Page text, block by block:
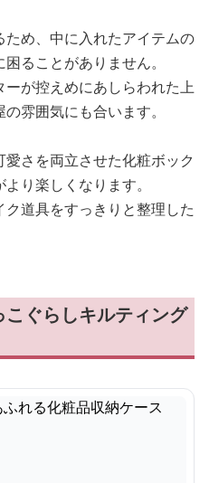
め、中に入れたアイテムの
ることがありません。
が控えめにあしらわれた上
雰囲気にも合います。
さを両立させた化粧ボック
り楽しくなります。
道具をすっきりと整理した
ぐらしキルティング